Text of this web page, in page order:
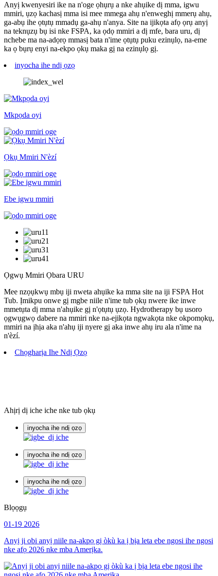
Anyị kwenyesiri ike na n'oge ọhụrụ a nke ahụike dị mma, igwu
mmiri, ụzọ kachasị mma isi mee mmega ahụ n'enweghị mmerụ ahụ,
ga-abụ ihe ọtụtụ mmadụ ga-ahụ n'anya. Site na ijikọta afọ ọrụ anyị
na teknụzụ bụ isi nke FSPA, ka ọdọ mmiri a dị mfe, bara uru, dị
nchebe ma na-adọrọ mmasị bata n'ime ọtụtụ puku ezinụlọ, na-eme
ka ọ bụrụ enyi na-ekpo ọkụ maka gị na ezinụlọ gị.
inyocha ihe ndị ọzọ
Mkpọda oyi
Ọkụ Mmiri N'èzí
Ebe igwu mmiri
Ọgwụ Mmiri Ọbara URU
Mee nzọụkwụ mbụ iji nweta ahụike ka mma site na iji FSPA Hot
Tub. Ịmikpu onwe gị mgbe niile n'ime tub ọkụ nwere ike inwe
mmetụta dị mma n'ahụike gị n'ọtụtụ ụzọ. Hydrotherapy bụ usoro
ọgwụgwọ dabere na mmiri nke na-ejikọta ngwakọta nke okpomọkụ,
mmiri na ịhịa aka n'ahụ iji nyere gị aka inwe ahụ iru ala n'ime na
n'èzí.
Chọgharịa Ihe Ndị Ọzọ
Ahịrị dị iche iche nke tub ọkụ
inyocha ihe ndị ọzọ
inyocha ihe ndị ọzọ
inyocha ihe ndị ọzọ
Blọọgụ
01-19 2026
Anyị ji obi anyị niile na-akpọ gị òkù ka ị bịa leta ebe ngosi ihe ngosi
nke afọ 2026 nke mba Amerịka.